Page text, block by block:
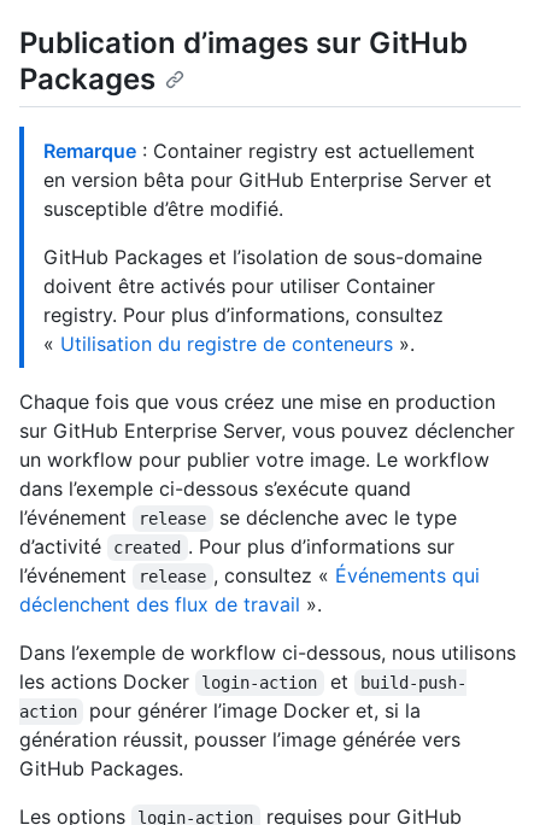
Publication d’images sur GitHub
Packages
Remarque : Container registry est actuellement
en version bêta pour GitHub Enterprise Server et
susceptible d’être modifié.
GitHub Packages et l’isolation de sous-domaine
doivent être activés pour utiliser Container
registry. Pour plus d’informations, consultez
« Utilisation du registre de conteneurs ».
Chaque fois que vous créez une mise en production
sur GitHub Enterprise Server, vous pouvez déclencher
un workflow pour publier votre image. Le workflow
dans l’exemple ci-dessous s’exécute quand
l’événement
release
se déclenche avec le type
d’activité
created . Pour plus d’informations sur
l’événement
release , consultez « Événements qui
déclenchent des flux de travail ».
Dans l’exemple de workflow ci-dessous, nous utilisons
les actions Docker
login-action et
build-push-
action
pour générer l’image Docker et, si la
génération réussit, pousser l’image générée vers
GitHub Packages.
Les options
login-action requises pour GitHub